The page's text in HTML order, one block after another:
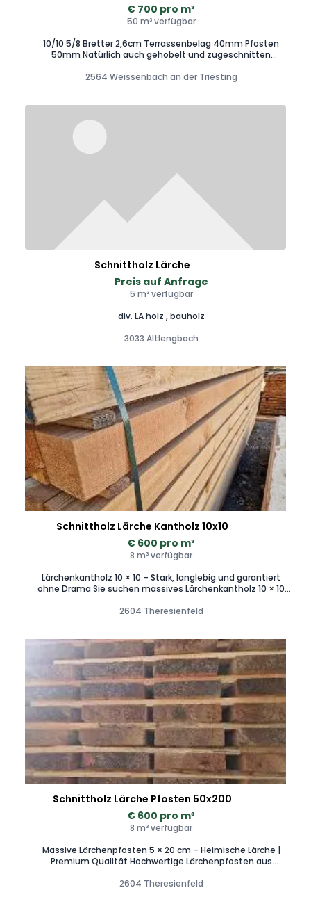
€ 700 pro m³
50 m³ verfügbar
10/10 5/8 Bretter 2,6cm Terrassenbelag 40mm Pfosten
50mm Natürlich auch gehobelt und zugeschnitten
2564 Weissenbach an der Triesting
Schnittholz Lärche
Preis auf Anfrage
5 m³ verfügbar
div. LA holz , bauholz
3033 Altlengbach
Schnittholz Lärche Kantholz 10x10
€ 600 pro m³
8 m³ verfügbar
Lärchenkantholz 10 × 10 – Stark, langlebig und garantiert
ohne Drama Sie suchen massives Lärchenkantholz 10 × 10
Dann sind Sie hier richtig. Unsere heimische Lärche ist von
Bauprojekte. Kurz gesagt: Holz, das arbeitet – aber nicht
gegen Sie. ✔ Heimische Lärche ✔ Stabil und langlebig im
Außenbereich ✔ Dimension 10 × 10 cm ✔ Ideal für
Handwerker, Bauunternehmen und Großabnehmer
Großkunden willkommen – wenn Sie mehr brauchen als „ein
paar Stück“, reden wir gerne über größere Mengen.
Qualitätsholz statt Baumarkt-Überraschungen. Jetzt
sichern, bevor es andere tun.
2604 Theresienfeld
Schnittholz Lärche Pfosten 50x200
€ 600 pro m³
8 m³ verfügbar
Massive Lärchenpfosten 5 × 20 cm – Heimische Lärche |
Premium Qualität Hochwertige Lärchenpfosten aus
witterungsbeständig und ideal für den Außenbereich.
2604 Theresienfeld